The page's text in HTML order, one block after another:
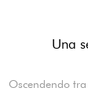
Una
Oscendendo